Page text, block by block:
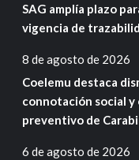
SAG amplía plazo
vigencia de
8 de agosto de 2026
Coelemu destaca
connotación social
preventivo de
6 de agosto de 2026